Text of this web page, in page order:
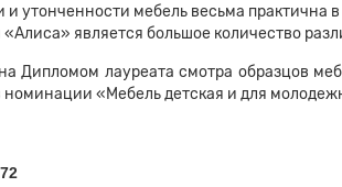
и утонченности мебель весьма практична
является большое количество
Дипломом лауреата смотра образцов
номинации «Мебель детская и для